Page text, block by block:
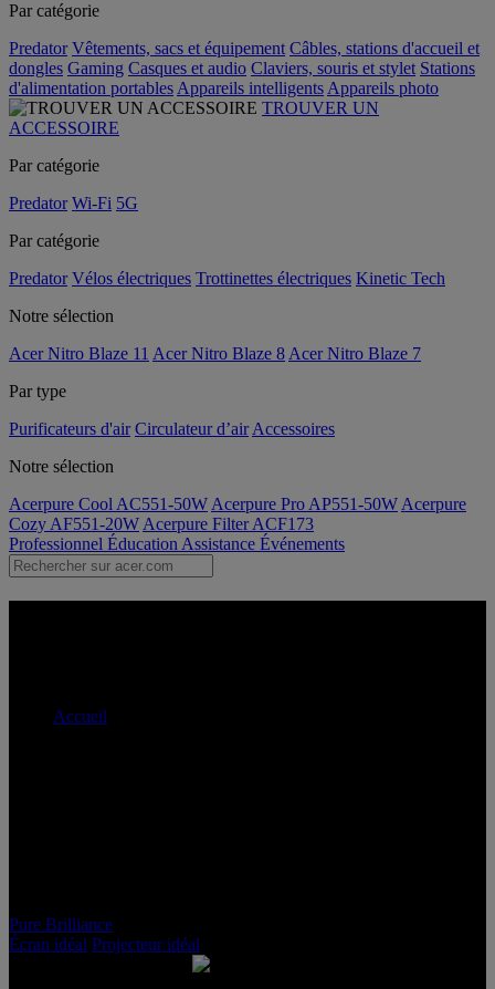
Par catégorie
Predator Vêtements, sacs et équipement Câbles, stations d'accueil et
dongles Gaming Casques et audio Claviers, souris et stylet Stations
d'alimentation portables Appareils intelligents Appareils photo
TROUVER UN
ACCESSOIRE
Par catégorie
Predator Wi-Fi 5G
Par catégorie
Predator Vélos électriques Trottinettes électriques Kinetic Tech
Notre sélection
Acer Nitro Blaze 11 Acer Nitro Blaze 8 Acer Nitro Blaze 7
Par type
Purificateurs d'air Circulateur d’air Accessoires
Notre sélection
Acerpure Cool AC551-50W Acerpure Pro AP551-50W Acerpure
Cozy AF551-20W Acerpure Filter ACF173
Professionnel Éducation Assistance Événements
Accueil
Pure Brilliance
Écran idéal Projecteur idéal